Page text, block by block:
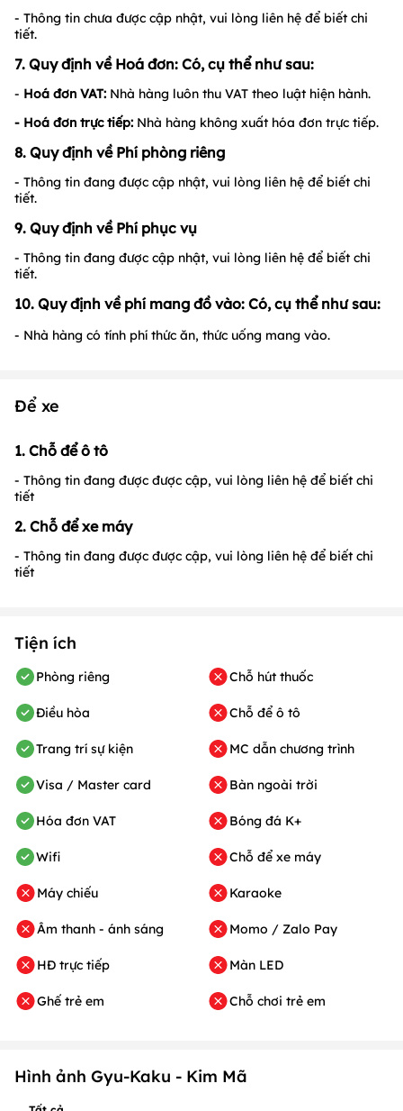
- Thông tin chưa được cập nhật, vui lòng liên hệ để biết chi
tiết.
7. Quy định về Hoá đơn: Có, cụ thể như sau:
- Hoá đơn VAT: Nhà hàng luôn thu VAT theo luật hiện hành.
- Hoá đơn trực tiếp: Nhà hàng không xuất hóa đơn trực tiếp.
8. Quy định về Phí phòng riêng
- Thông tin đang được cập nhật, vui lòng liên hệ để biết chi
tiết.
9. Quy định về Phí phục vụ
- Thông tin đang được cập nhật, vui lòng liên hệ để biết chi
tiết.
10. Quy định về phí mang đồ vào: Có, cụ thể như sau:
- Nhà hàng có tính phí thức ăn, thức uống mang vào.
Để xe
1. Chỗ để ô tô
- Thông tin đang được được cập, vui lòng liên hệ để biết chi
tiết
2. Chỗ để xe máy
- Thông tin đang được được cập, vui lòng liên hệ để biết chi
tiết
Tiện ích
Phòng riêng
Điều hòa
Trang trí sự kiện
Visa / Master card
Hóa đơn VAT
Wifi
Máy chiếu
Âm thanh - ánh sáng
HĐ trực tiếp
Ghế trẻ em
Chỗ hút thuốc
Chỗ để ô tô
MC dẫn chương trình
Bàn ngoài trời
Bóng đá K+
Chỗ để xe máy
Karaoke
Momo / Zalo Pay
Màn LED
Chỗ chơi trẻ em
Hình ảnh Gyu-Kaku - Kim Mã